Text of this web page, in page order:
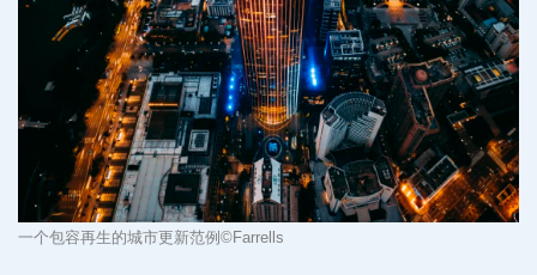
一个包容再生的城市更新范例 ©Farrells